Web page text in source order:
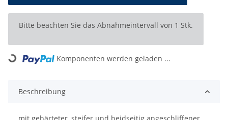
x
Bitte beachten Sie das Abnahmeintervall von 1 Stk.
Loading... Komponenten werden geladen ...
Beschreibung